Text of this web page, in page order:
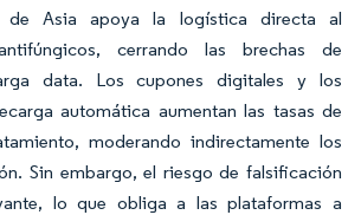
de Asia apoya la logística directa al
cerrando las brechas de
data. Los cupones digitales y los
automática aumentan las tasas de
moderando indirectamente los
Sin embargo, el riesgo de falsificación
lo que obliga a las plataformas a